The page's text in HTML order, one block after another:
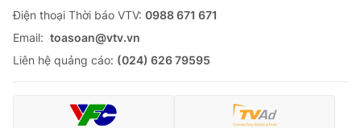
Ðiện thoại Thời báo VTV: 0988 671 671
Email: toasoan@vtv.vn
Liên hệ quảng cáo: (024) 626 79595